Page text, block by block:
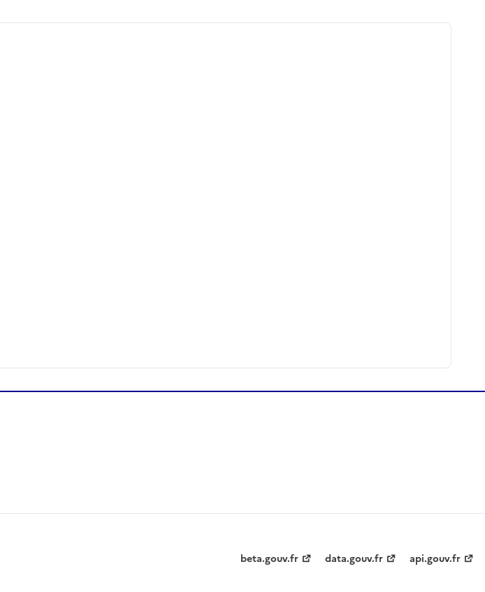
beta.gouv.fr data.gouv.fr api.gouv.fr